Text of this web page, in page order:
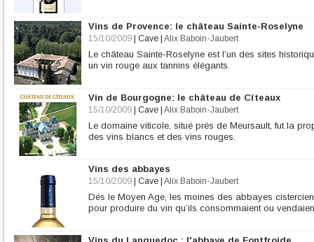
Vins de Provence: le château Sainte-Roselyne
15/10/2009 Cave Alix Baboin-Jaubert
Le château Sainte-Roselyne est l’un des sites
un vin rouge aux tannins élégants.
Vin de Bourgogne: le château de Cîteaux
15/10/2009 Cave Alix Baboin-Jaubert
Le domaine viticole, situé prés de Meursault, fut la
des vins blancs et des vins rouges.
Vins des abbayes
15/10/2009 Cave Alix Baboin-Jaubert
Dés le Moyen Age, les moines des abbayes
pour produire du vin qu’ils consommaient ou